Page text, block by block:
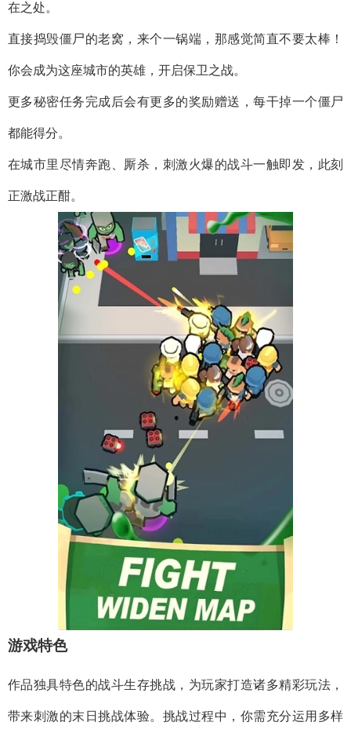
在之处。
直接捣毁僵尸的老窝，来个一锅端，那感觉简直不要太棒！
你会成为这座城市的英雄，开启保卫之战。
更多秘密任务完成后会有更多的奖励赠送，每干掉一个僵尸
都能得分。
在城市里尽情奔跑、厮杀，刺激火爆的战斗一触即发，此刻
正激战正酣。
游戏特色
作品独具特色的战斗生存挑战，为玩家打造诸多精彩玩法，
带来刺激的末日挑战体验。挑战过程中，你需充分运用多样